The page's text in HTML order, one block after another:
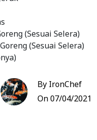
(Sesuai Selera)
(Sesuai Selera)
Merah
Putih
By IronChef
On 07/04/2021